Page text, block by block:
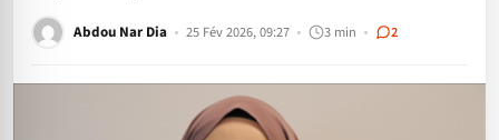
Abdou Nar Dia 25 Fév 2026, 09:27 3 min 2